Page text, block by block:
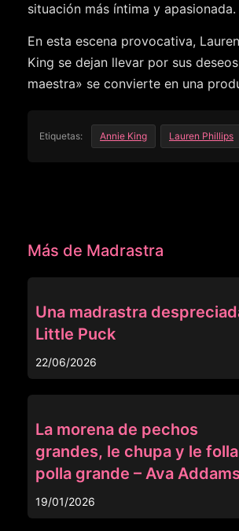
situación más íntima y apasionada.
En esta escena provocativa,
King se dejan llevar por sus
maestra» se convierte en una
Etiquetas: Annie King Lauren Phillips
Más de Madrastra
Una madrastra
Little Puck
22/06/2026
La morena de pechos
grandes, le chupa y le
polla grande – Ava Addams
19/01/2026